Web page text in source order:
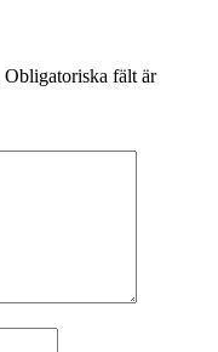
Obligatoriska fält är